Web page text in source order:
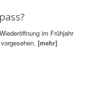
im Frühjahr
[mehr]